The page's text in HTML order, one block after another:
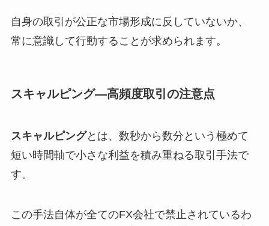
自身の取引が公正な市場形成に反していないか、
常に意識して行動することが求められます。
スキャルピング—高頻度取引の注意点
スキャルピングとは、数秒から数分という極めて
短い時間軸で小さな利益を積み重ねる取引手法で
す。
この手法自体が全てのFX会社で禁止されているわ